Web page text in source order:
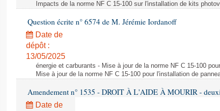
Impacts de la norme NF C 15-100 sur l'installation de kits
Question écrite n° 6574 de M. Jérémie Iordanoff
Date de
dépôt :
13/05/2025
énergie et carburants - Mise à jour de la norme NF C 15-100
Mise à jour de la norme NF C 15-100 pour l'installation de
Amendement n° 1535 - DROIT À L'AIDE À MOURIR -
Date de